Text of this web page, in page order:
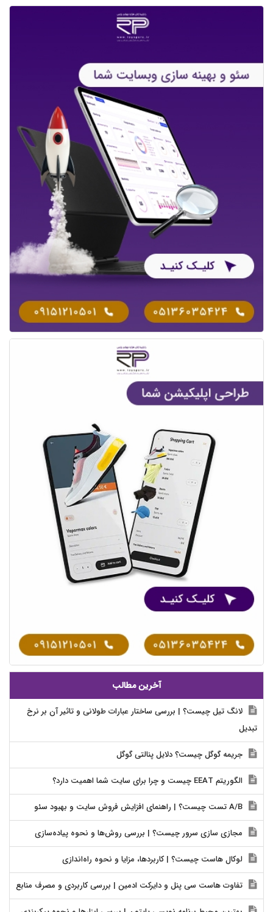
آخرین مطالب
لانگ تیل چیست؟ | بررسی ساختار عبارات طولانی و تاثیر آن بر نرخ
تبدیل
جریمه گوگل چیست؟ دلایل پنالتی گوگل
الگوریتم EEAT چیست و چرا برای سایت شما اهمیت دارد؟
مجازی سازی سرور چیست؟ | بررسی روش‌ها و نحوه پیاده‌سازی
لوکال هاست چیست؟ | کاربردها، مزایا و نحوه راه‌اندازی
تفاوت هاست سی پنل و دایرکت ادمین | بررسی کاربردی و مصرف منابع